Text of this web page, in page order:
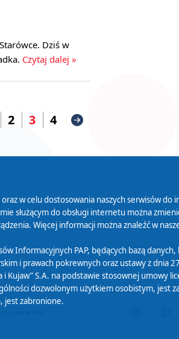
Dziś w
Czytaj dalej »
2 3 4
Cyfryzacja DAB+
w celu dostosowania naszych serwisów
służącym do obsługi internetu można
Więcej informacji można znaleźć w
Informacyjnych PAP, będących bazą
i prawach pokrewnych oraz ustawy z dnia
i Kujaw” S.A. na podstawie stosownej umowy
dozwolonym użytkiem osobistym, jest
jest zabronione.